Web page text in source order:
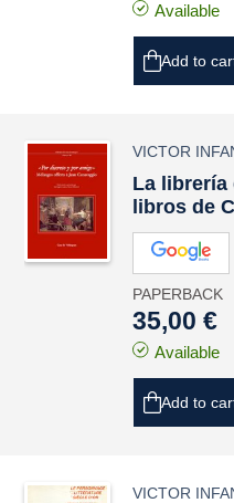
Available
Add to
VICTOR
La librería
libros de
PAPERBACK
35,00 €
Available
Add to
VICTOR